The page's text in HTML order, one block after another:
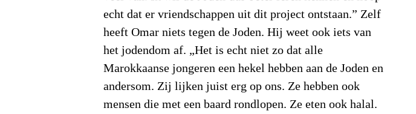
echt dat er vriendschappen uit dit project ontstaan.” Zelf
heeft Omar niets tegen de Joden. Hij weet ook iets van
het jodendom af. „Het is echt niet zo dat alle
Marokkaanse jongeren een hekel hebben aan de Joden en
andersom. Zij lijken juist erg op ons. Ze hebben ook
mensen die met een baard rondlopen. Ze eten ook halal.